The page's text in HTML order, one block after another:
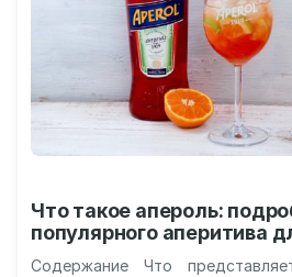
Что такое апероль:
популярного аперитива
Содержание Что